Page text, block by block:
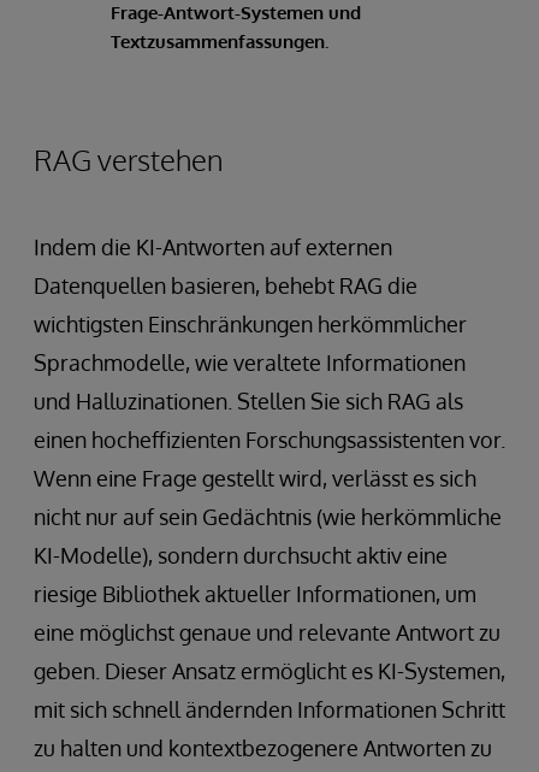
Frage-Antwort-Systemen und
Textzusammenfassungen.
RAG verstehen
Indem die KI-Antworten auf externen
Datenquellen basieren, behebt RAG die
wichtigsten Einschränkungen herkömmlicher
Sprachmodelle, wie veraltete Informationen
und Halluzinationen. Stellen Sie sich RAG als
einen hocheffizienten Forschungsassistenten vor.
Wenn eine Frage gestellt wird, verlässt es sich
nicht nur auf sein Gedächtnis (wie herkömmliche
KI-Modelle), sondern durchsucht aktiv eine
riesige Bibliothek aktueller Informationen, um
eine möglichst genaue und relevante Antwort zu
geben. Dieser Ansatz ermöglicht es KI-Systemen,
mit sich schnell ändernden Informationen Schritt
zu halten und kontextbezogenere Antworten zu